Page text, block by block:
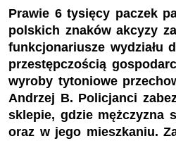
Prawie 6 tysięcy paczek
polskich znaków akcyzy
funkcjonariusze wydziału
przestępczością
wyroby tytoniowe
Andrzej B. Policjanci
sklepie, gdzie mężczyzna
oraz w jego mieszkaniu.